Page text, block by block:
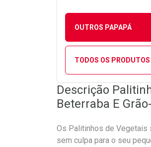
OUTROS PAPAPÁ
TODOS OS
Descrição
Beterraba E
Os Palitinhos de Vegetais
sem culpa para o seu